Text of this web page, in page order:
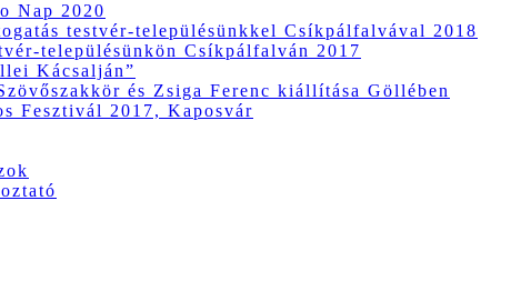
Nap 2020
testvér-településünkkel Csíkpálfalvával 2018
településünkön Csíkpálfalván 2017
Kácsalján”
és Zsiga Ferenc kiállítása Göllében
Fesztivál 2017, Kaposvár